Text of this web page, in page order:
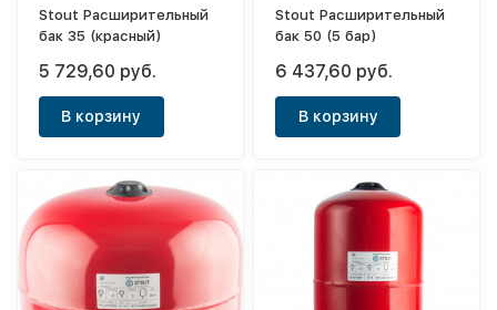
Stout Расширительный
бак 35 (красный)
5 729,60 руб.
В корзину
Stout Расширительный
бак 50 (5 бар)
6 437,60 руб.
В корзину